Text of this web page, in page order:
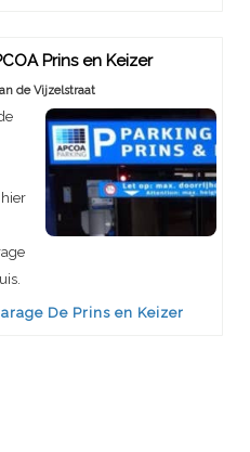
Prins en Keizer
de Vijzelstraat
De Prins en Keizer